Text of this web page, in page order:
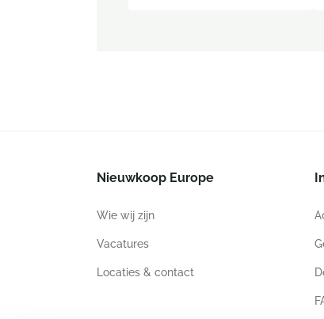
Nieuwkoop Europe
Wie wij zijn
Vacatures
Locaties & contact